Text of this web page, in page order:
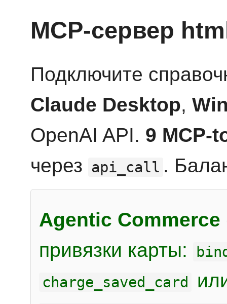
MCP-сервер
Подключите
Claude Desktop,
OpenAI API. 9 MCP-
через api_call .
Agentic Commerce
привязки карты:
charge_saved_card